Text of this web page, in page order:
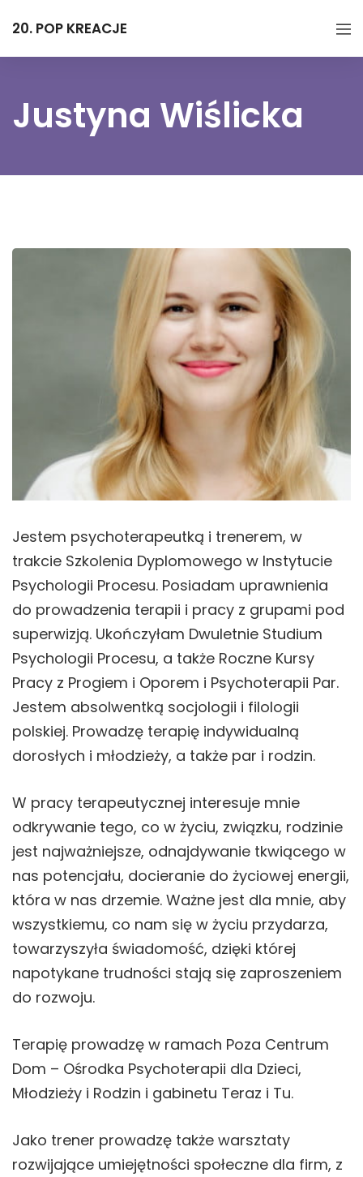
20. POP KREACJE
Justyna Wiślicka
Jestem psychoterapeutką i trenerem, w
trakcie Szkolenia Dyplomowego w Instytucie
Psychologii Procesu. Posiadam uprawnienia
do prowadzenia terapii i pracy z grupami pod
superwizją. Ukończyłam Dwuletnie Studium
Psychologii Procesu, a także Roczne Kursy
Pracy z Progiem i Oporem i Psychoterapii Par.
Jestem absolwentką socjologii i filologii
polskiej. Prowadzę terapię indywidualną
dorosłych i młodzieży, a także par i rodzin.
W pracy terapeutycznej interesuje mnie
odkrywanie tego, co w życiu, związku, rodzinie
jest najważniejsze, odnajdywanie tkwiącego w
nas potencjału, docieranie do życiowej energii,
która w nas drzemie. Ważne jest dla mnie, aby
wszystkiemu, co nam się w życiu przydarza,
towarzyszyła świadomość, dzięki której
napotykane trudności stają się zaproszeniem
do rozwoju.
Terapię prowadzę w ramach Poza Centrum
Dom – Ośrodka Psychoterapii dla Dzieci,
Młodzieży i Rodzin i gabinetu Teraz i Tu.
Jako trener prowadzę także warsztaty
rozwijające umiejętności społeczne dla firm, z